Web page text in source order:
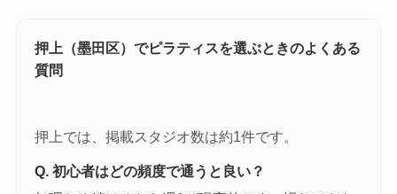
押上（墨田区）でピラティスを選ぶときのよくある
質問
押上では、掲載スタジオ数は約1件です。
Q. 初心者はどの頻度で通うと良い？